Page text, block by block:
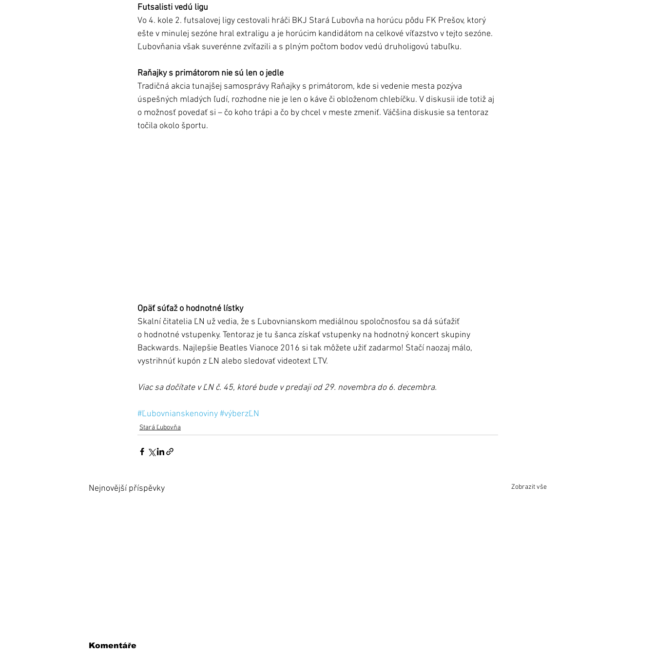
Futsalisti vedú ligu
Vo 4. kole 2. futsalovej ligy cestovali hráči BKJ Stará Ľubovňa na horúcu pôdu FK Prešov, ktorý
ešte v minulej sezóne hral extraligu a je horúcim kandidátom na celkové víťazstvo v tejto sezóne.
Ľubovňania však suverénne zvíťazili a s plným počtom bodov vedú druholigovú tabuľku.
Raňajky s primátorom nie sú len o jedle
Tradičná akcia tunajšej samosprávy Raňajky s primátorom, kde si vedenie mesta pozýva
úspešných mladých ľudí, rozhodne nie je len o káve či obloženom chlebíčku. V diskusii ide totiž aj
o možnosť povedať si – čo koho trápi a čo by chcel v meste zmeniť. Väčšina diskusie sa tentoraz
točila okolo športu.
Opäť súťaž o hodnotné lístky
Skalní čitatelia ĽN už vedia, že s Ľubovnianskom mediálnou spoločnosťou sa dá súťažiť
o hodnotné vstupenky. Tentoraz je tu šanca získať vstupenky na hodnotný koncert skupiny
Backwards. Najlepšie Beatles Vianoce 2016 si tak môžete užiť zadarmo! Stačí naozaj málo,
vystrihnúť kupón z ĽN alebo sledovať videotext ĽTV.
Viac sa dočítate v ĽN č. 45, ktoré bude v predaji od 29. novembra do 6. decembra.
#Ľubovnianskenoviny#výberzĽN
Stará Ľubovňa
Nejnovější příspěvky Zobrazit vše
Komentáře